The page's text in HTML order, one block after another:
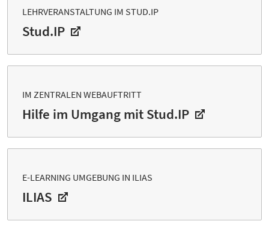
LEHRVERANSTALTUNG IM STUD.IP
Stud.IP
IM ZENTRALEN WEBAUFTRITT
Hilfe im Umgang mit Stud.IP
E-LEARNING UMGEBUNG IN ILIAS
ILIAS